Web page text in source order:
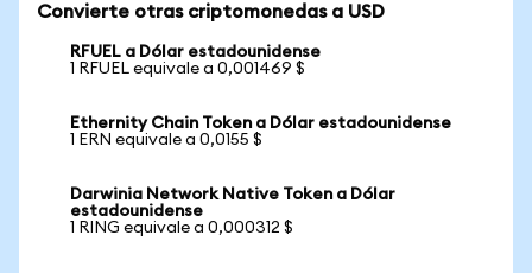
Convierte otras criptomonedas a USD
RFUEL a Dólar estadounidense
1 RFUEL equivale a 0,001469 $
Ethernity Chain Token a Dólar estadounidense
1 ERN equivale a 0,0155 $
Darwinia Network Native Token a Dólar
estadounidense
1 RING equivale a 0,000312 $